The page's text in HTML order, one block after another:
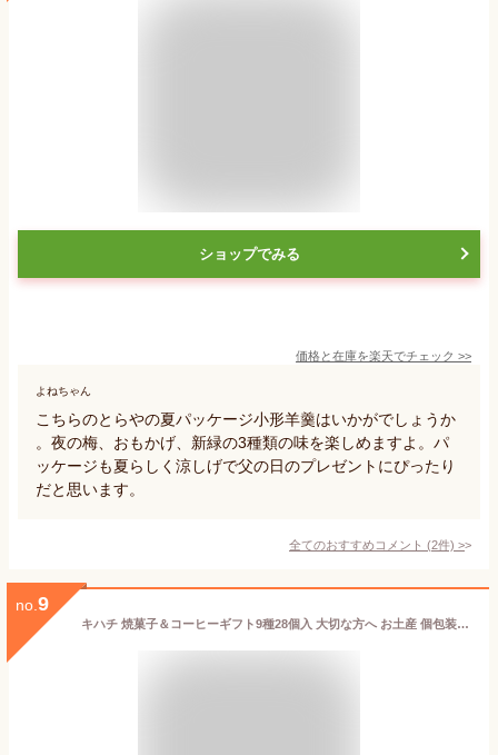
ショップでみる
価格と在庫を楽天でチェック >>
よねちゃん
こちらのとらやの夏パッケージ小形羊羹はいかがでしょうか
。夜の梅、おもかげ、新緑の3種類の味を楽しめますよ。パ
ッケージも夏らしく涼しげで父の日のプレゼントにぴったり
だと思います。
全てのおすすめコメント (2件) >
no. 9
キハチ 焼菓子＆コーヒーギフト9種28個入 大切な方へ お土産 個包装 プレゼント お祝い お菓子 お返し 内祝い バームクーヘン フィナンシェ マドレーヌ パウンドケーキ クッキー 詰め合わせ 贈り物 ギフト 結婚祝い 引っ越し祝い 入学祝い 卒業祝い 敬老の日 お歳暮 お彼岸